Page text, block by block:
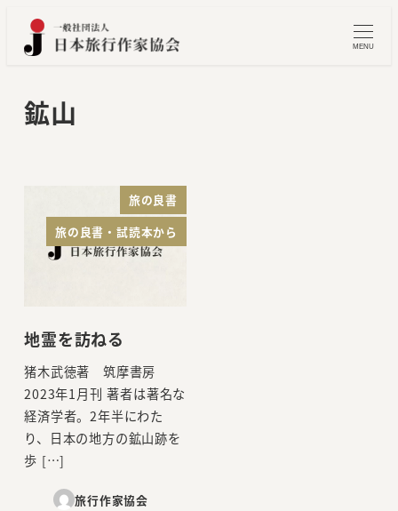
MENU
鉱山
旅の良書
旅の良書・試読本から
地霊を訪ねる
猪木武徳著 筑摩書房
2023年1月刊 著者は著名な
経済学者。2年半にわた
り、日本の地方の鉱山跡を
歩 […]
旅行作家協会